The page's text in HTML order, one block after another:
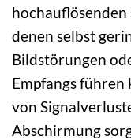
hochauflösenden
denen selbst
Bildstörungen
Empfangs
von
Abschirmung